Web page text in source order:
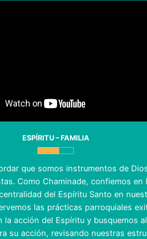
ESPÍRITU – FAMILIA
que somos instrumentos de
Como Chaminade, confiemos en
del Espíritu Santo en
las prácticas parroquiales
la acción del Espíritu y busquemos
su acción, revisando nuestras